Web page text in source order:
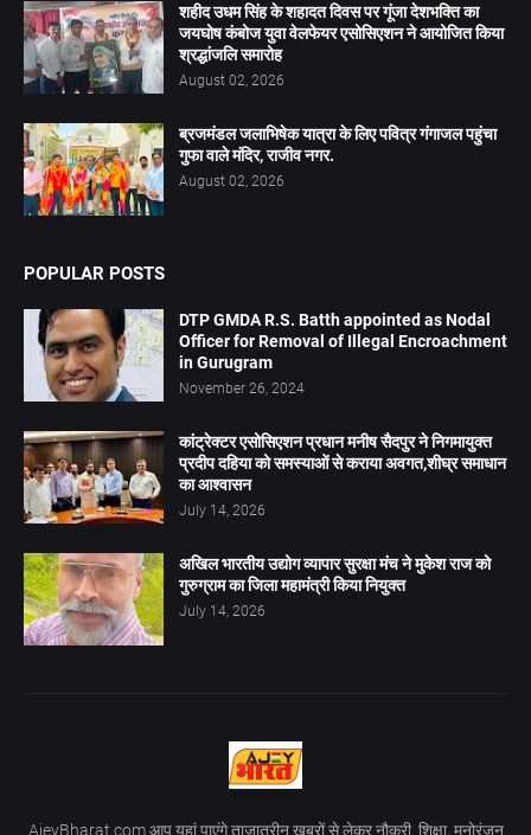
शहीद उधम सिंह के शहादत दिवस पर गूंजा देशभक्ति का
जयघोष कंबोज युवा वेलफेयर एसोसिएशन ने आयोजित किया
श्रद्धांजलि समारोह
August 02, 2026
ब्रजमंडल जलाभिषेक यात्रा के लिए पवित्र गंगाजल पहुंचा
गुफा वाले मंदिर, राजीव नगर.
August 02, 2026
POPULAR POSTS
DTP GMDA R.S. Batth appointed as Nodal
Officer for Removal of Illegal Encroachment
in Gurugram
November 26, 2024
कांट्रेक्टर एसोसिएशन प्रधान मनीष सैदपुर ने निगमायुक्त
प्रदीप दहिया को समस्याओं से कराया अवगत,शीघ्र समाधान
का आश्वासन
July 14, 2026
अखिल भारतीय उद्योग व्यापार सुरक्षा मंच ने मुकेश राज को
गुरुग्राम का जिला महामंत्री किया नियुक्त
July 14, 2026
AjeyBharat.com आप यहां पाएंगे ताज़ातरीन खबरों से लेकर नौकरी, शिक्षा, मनोरंजन